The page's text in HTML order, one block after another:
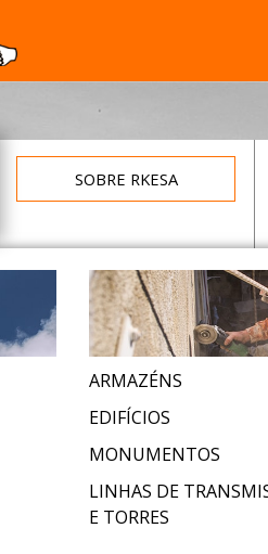
SOBRE RKESA
ARMAZÉNS
EDIFÍCIOS
MONUMENTOS
LINHAS DE
E TORRES